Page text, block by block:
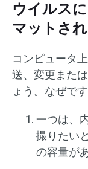
ウイルス
マットさ
コンピュータ
送、変更また
ょう。なぜで
一つは、
撮りたい
の容量が